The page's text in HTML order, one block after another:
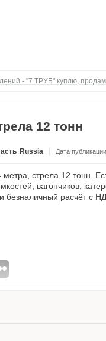
- "7 ТРУБ" куплю,
12 тонн
Russia Дата
стрела 12 тонн.
вагончиков,
безналичный расчёт с